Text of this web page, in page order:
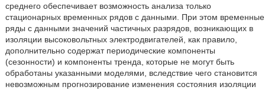
среднего обеспечивает возможность анализа только
стационарных временных рядов с данными. При этом временные
ряды с данными значений частичных разрядов, возникающих в
изоляции высоковольтных электродвигателей, как правило,
дополнительно содержат периодические компоненты
(сезонности) и компоненты тренда, которые не могут быть
обработаны указанными моделями, вследствие чего становится
невозможным прогнозирование изменения состояния изоляции